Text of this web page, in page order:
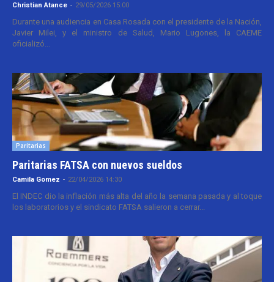
Christian Atance - 29/05/2026 15:00
Durante una audiencia en Casa Rosada con el presidente de la Nación,
Javier Milei, y el ministro de Salud, Mario Lugones, la CAEME
oficializó...
Paritarias
Paritarias FATSA con nuevos sueldos
Camila Gomez - 22/04/2026 14:30
El INDEC dio la inflación más alta del año la semana pasada y al toque
los laboratorios y el sindicato FATSA salieron a cerrar...